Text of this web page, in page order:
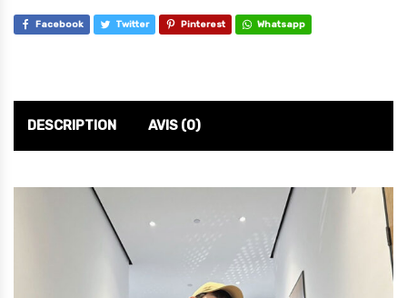
Facebook Twitter Pinterest Whatsapp
DESCRIPTION AVIS (0)